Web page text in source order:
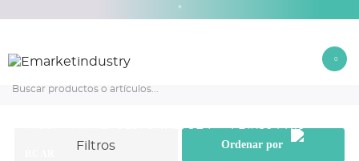
*
0
KIT REPUESTO VÁLVULA FB#150-PN16
Filtros Ordenar por